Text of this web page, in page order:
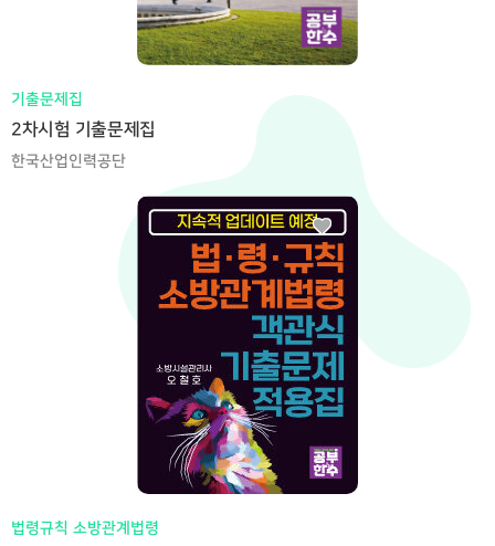
기출문제집
2차시험 기출문제집
한국산업인력공단
법령규칙 소방관계법령